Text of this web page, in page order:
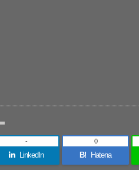
LinkedIn
-
B! Hatena
0